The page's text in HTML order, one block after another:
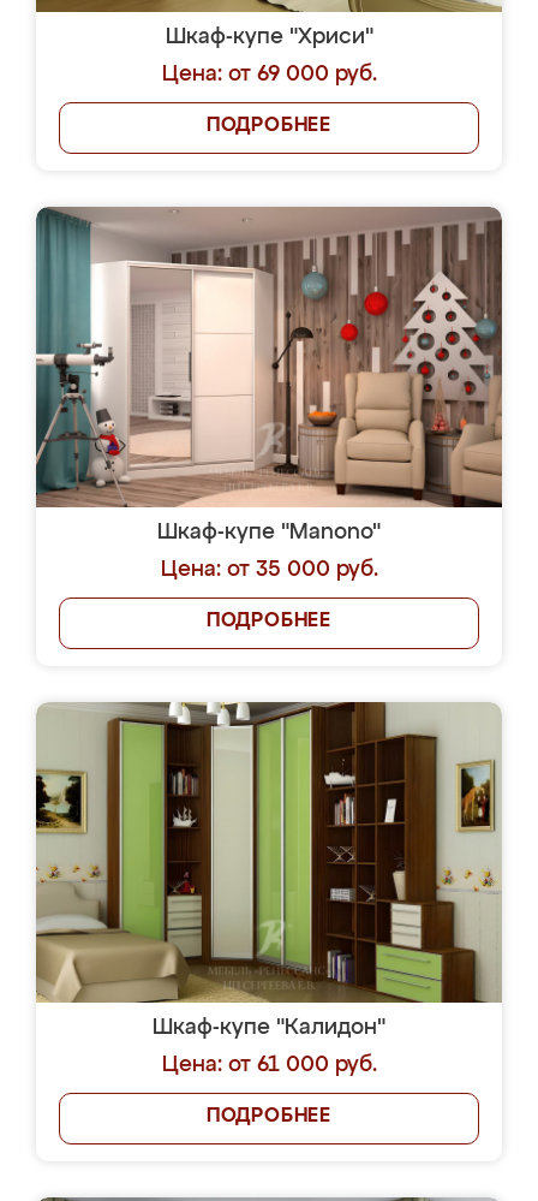
Шкаф-купе "Хриси"
Цена: от 69 000 руб.
ПОДРОБНЕЕ
Шкаф-купе "Manono"
Цена: от 35 000 руб.
ПОДРОБНЕЕ
Шкаф-купе "Калидон"
Цена: от 61 000 руб.
ПОДРОБНЕЕ